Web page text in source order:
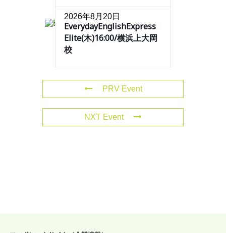
2026年8月20日
EverydayEnglishExpress
Elite(木)16:00/横浜上大岡
校
PRV Event
NXT Event